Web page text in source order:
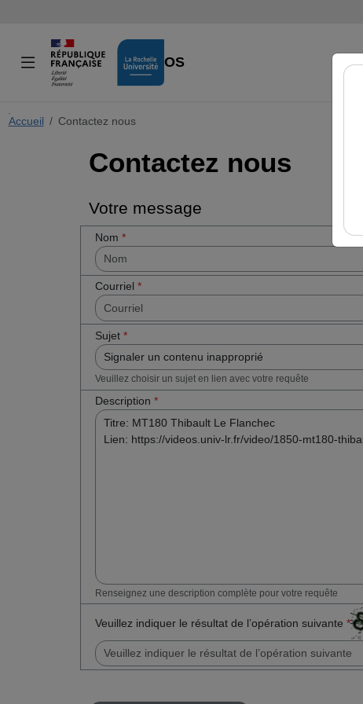
VIDÉOS
Accueil Contactez nous
Contactez nous
Votre message
Nom *
Courriel *
Sujet *
Veuillez choisir un sujet en lien avec votre requête
Description *
Renseignez une description complète pour votre requête
Veuillez indiquer le résultat de l’opération suivante *
Cocher